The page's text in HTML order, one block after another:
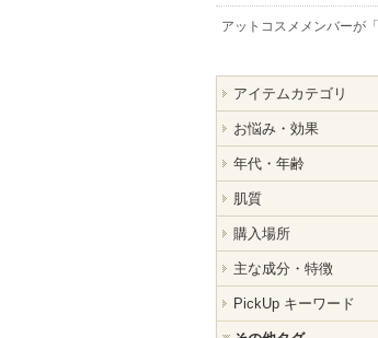
アットコスメメンバーが「
アイテムカテゴリ
お悩み・効果
年代・年齢
肌質
購入場所
主な成分・特徴
PickUp キーワード